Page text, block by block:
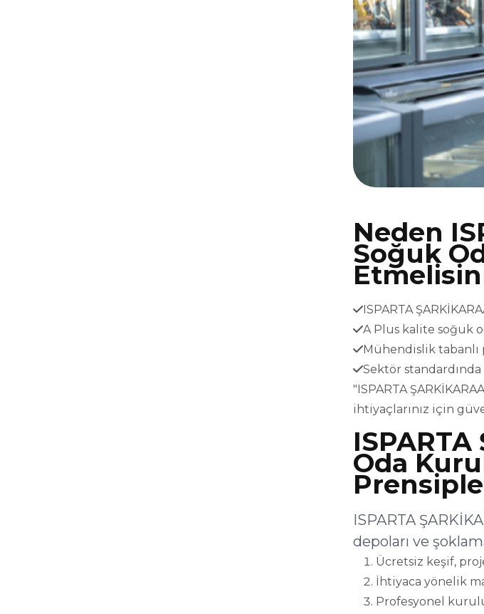
Neden
Soğuk
ISPARTA
A Plus kalite soğuk
Mühendislik
Sektör
"ISPARTA
ihtiyaçlarınız için
Oda
ISPARTA
depoları ve
Ücretsiz keşif,
İhtiyaca yönelik
Profesyonel